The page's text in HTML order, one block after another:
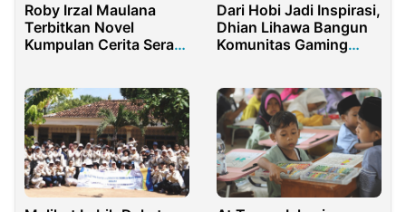
Roby Irzal Maulana
Terbitkan Novel
Kumpulan Cerita Seram
Dari Hobi Jadi Inspirasi,
Dhian Lihawa Bangun
Komunitas Gaming